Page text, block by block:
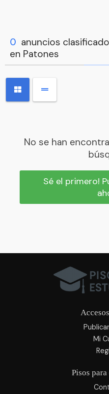
0 anuncios
en Patones
No se han
Sé el primero!
Mi
Pisos